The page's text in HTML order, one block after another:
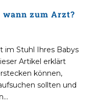
zum Arzt?
im Stuhl Ihres Babys
Artikel erklärt
können,
sollten und